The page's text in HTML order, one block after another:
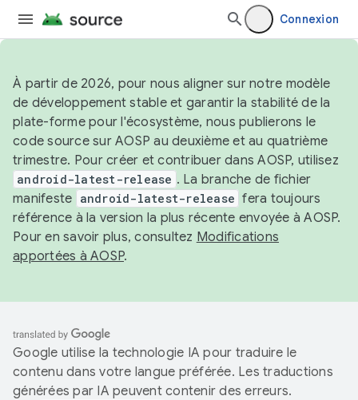
Connexion
À partir de 2026, pour nous aligner sur notre modèle
de développement stable et garantir la stabilité de la
plate-forme pour l'écosystème, nous publierons le
code source sur AOSP au deuxième et au quatrième
trimestre. Pour créer et contribuer dans AOSP, utilisez
android-latest-release . La branche de fichier
manifeste android-latest-release fera toujours
référence à la version la plus récente envoyée à AOSP.
Pour en savoir plus, consultez Modifications
apportées à AOSP.
Google utilise la technologie IA pour traduire le
contenu dans votre langue préférée. Les traductions
générées par IA peuvent contenir des erreurs.